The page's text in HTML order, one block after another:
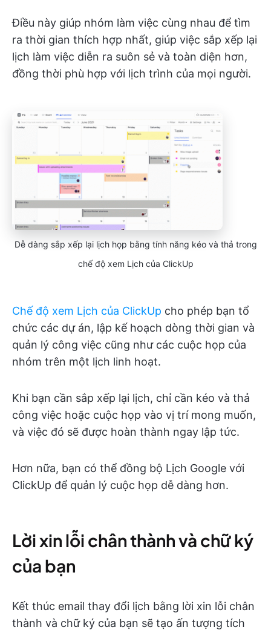
Điều này giúp nhóm làm việc cùng nhau để tìm
ra thời gian thích hợp nhất, giúp việc sắp xếp lại
lịch làm việc diễn ra suôn sẻ và toàn diện hơn,
đồng thời phù hợp với lịch trình của mọi người.
Dễ dàng sắp xếp lại lịch họp bằng tính năng kéo và thả trong
chế độ xem Lịch của ClickUp
Chế độ xem Lịch của ClickUp cho phép bạn tổ
chức các dự án, lập kế hoạch dòng thời gian và
quản lý công việc cũng như các cuộc họp của
nhóm trên một lịch linh hoạt.
Khi bạn cần sắp xếp lại lịch, chỉ cần kéo và thả
công việc hoặc cuộc họp vào vị trí mong muốn,
và việc đó sẽ được hoàn thành ngay lập tức.
Hơn nữa, bạn có thể đồng bộ Lịch Google với
ClickUp để quản lý cuộc họp dễ dàng hơn.
Lời xin lỗi chân thành và chữ ký
của bạn
Kết thúc email thay đổi lịch bằng lời xin lỗi chân
thành và chữ ký của bạn sẽ tạo ấn tượng tích